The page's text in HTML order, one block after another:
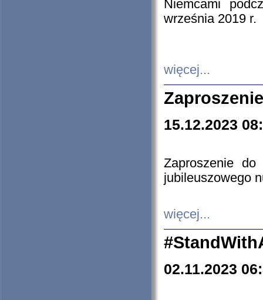
Niemcami
września 2019 r.
więcej...
15.12.2023
Zaproszenie do
jubileuszowego
więcej...
02.11.2023